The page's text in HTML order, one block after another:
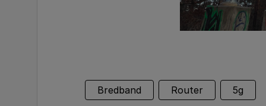
Bredband Router 5g